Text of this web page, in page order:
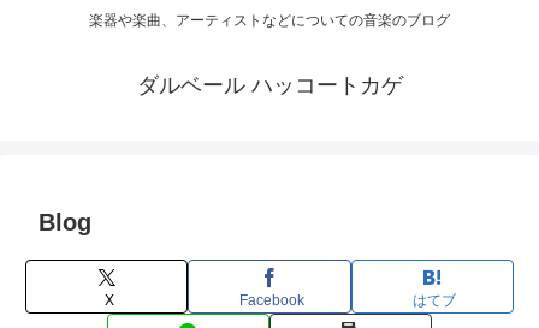
楽器や楽曲、アーティストなどについての音楽のブログ
ダルベール ハッコートカゲ
Blog
X Facebook はてブ